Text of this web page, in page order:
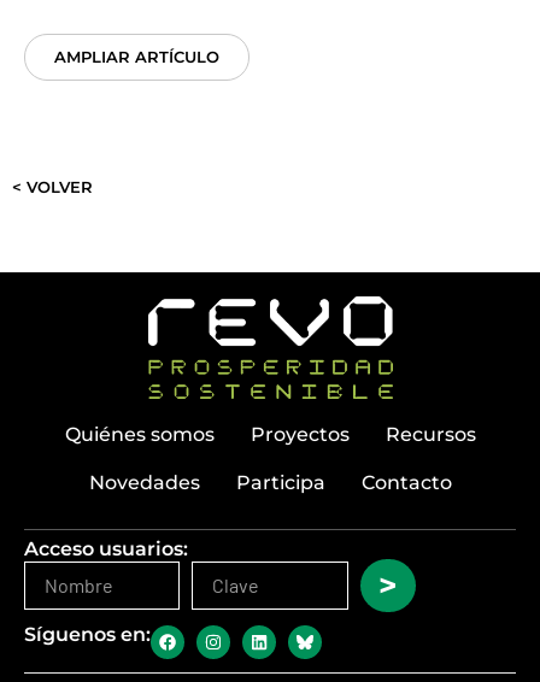
AMPLIAR ARTÍCULO
< VOLVER
Quiénes somos Proyectos Recursos
Novedades Participa Contacto
Acceso usuarios:
>
Síguenos en: